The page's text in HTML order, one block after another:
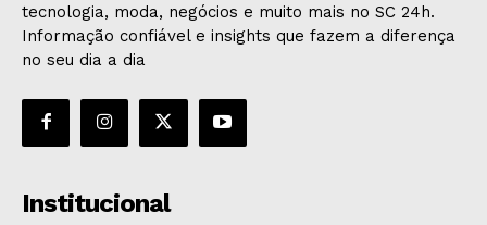
tecnologia, moda, negócios e muito mais no SC 24h.
Informação confiável e insights que fazem a diferença
no seu dia a dia
Institucional